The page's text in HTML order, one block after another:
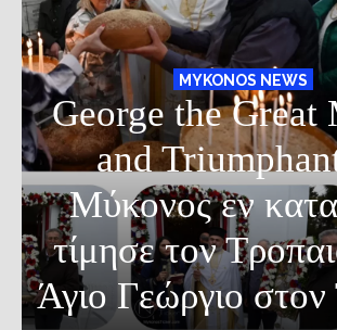
MYKONOS NEWS
George the Great
and
Μύκονος εν
τίμησε τον
Άγιο Γεώργιο